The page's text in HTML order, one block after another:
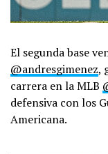
El segunda base
@andresgimenez,
carrera en la MLB
defensiva con los
Americana.